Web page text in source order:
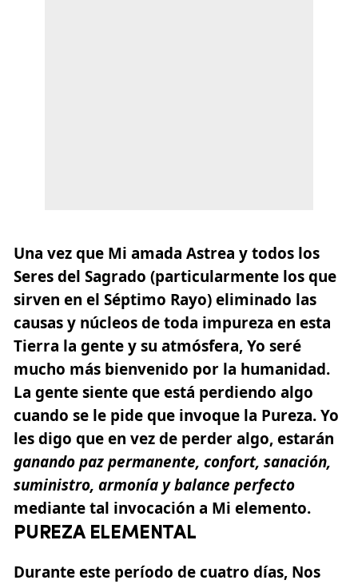
Una vez que Mi amada Astrea y todos los
Seres del Sagrado (particularmente los que
sirven en el Séptimo Rayo) eliminado las
causas y núcleos de toda impureza en esta
Tierra la gente y su atmósfera, Yo seré
mucho más bienvenido por la humanidad.
La gente siente que está perdiendo algo
cuando se le pide que invoque la Pureza. Yo
les digo que en vez de perder algo, estarán
ganando paz permanente, confort, sanación,
suministro, armonía y balance perfecto
mediante tal invocación a Mi elemento.
PUREZA ELEMENTAL
Durante este período de cuatro días, Nos